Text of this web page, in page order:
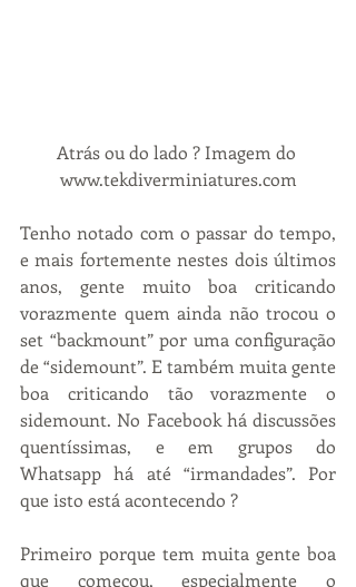
Atrás ou do lado ? Imagem do
www.tekdiverminiatures.com
Tenho notado com o passar do tempo,
e mais fortemente nestes dois últimos
anos, gente muito boa criticando
vorazmente quem ainda não trocou o
set “backmount” por uma configuração
de “sidemount”. E também muita gente
boa criticando tão vorazmente o
sidemount. No Facebook há discussões
quentíssimas, e em grupos do
Whatsapp há até “irmandades”. Por
que isto está acontecendo ?
Primeiro porque tem muita gente boa
que começou, especialmente o